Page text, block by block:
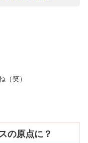
（笑）
の原点に？